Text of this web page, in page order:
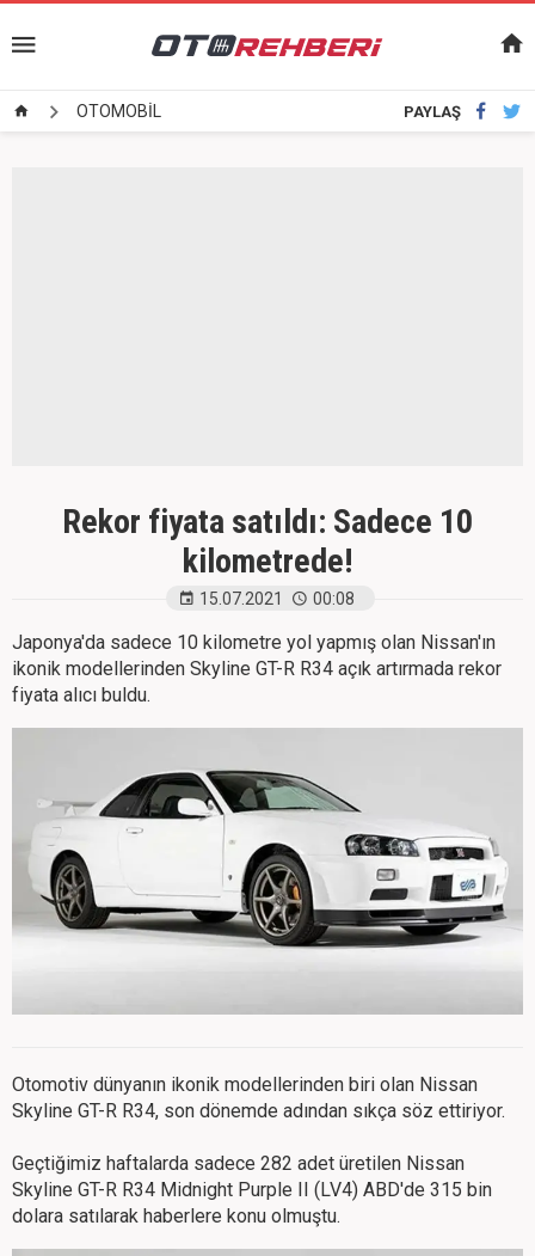
OTOMOBİL PAYLAŞ
Rekor fiyata satıldı: Sadece 10
kilometrede!
15.07.2021 00:08
Japonya'da sadece 10 kilometre yol yapmış olan Nissan'ın
ikonik modellerinden Skyline GT-R R34 açık artırmada rekor
fiyata alıcı buldu.
Otomotiv dünyanın ikonik modellerinden biri olan Nissan
Skyline GT-R R34, son dönemde adından sıkça söz ettiriyor.
Geçtiğimiz haftalarda sadece 282 adet üretilen Nissan
Skyline GT-R R34 Midnight Purple II (LV4) ABD'de 315 bin
dolara satılarak haberlere konu olmuştu.